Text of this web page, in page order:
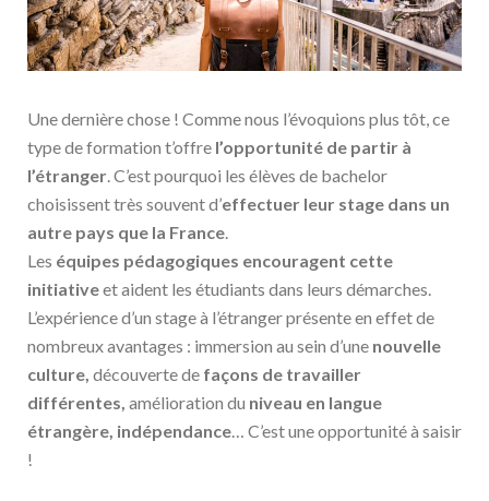
Une dernière chose ! Comme nous l’évoquions plus tôt, ce
type de formation t’offre l’opportunité de partir à
l’étranger . C’est pourquoi les élèves de bachelor
choisissent très souvent d’effectuer leur stage dans un
autre pays que la France
Les équipes pédagogiques encouragent cette
initiativeet aident les étudiants dans leurs démarches.
L’expérience d’un stage à l’étranger présente en effet de
nombreux avantages : immersion au sein d’une nouvelle
culture, découverte de façons de travailler
différentes, amélioration du niveau en langue
étrangère, indépendance … C’est une opportunité à saisir
!